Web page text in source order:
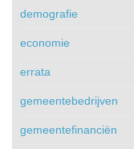
demografie
economie
errata
gemeentebedrijven
gemeentefinanciën